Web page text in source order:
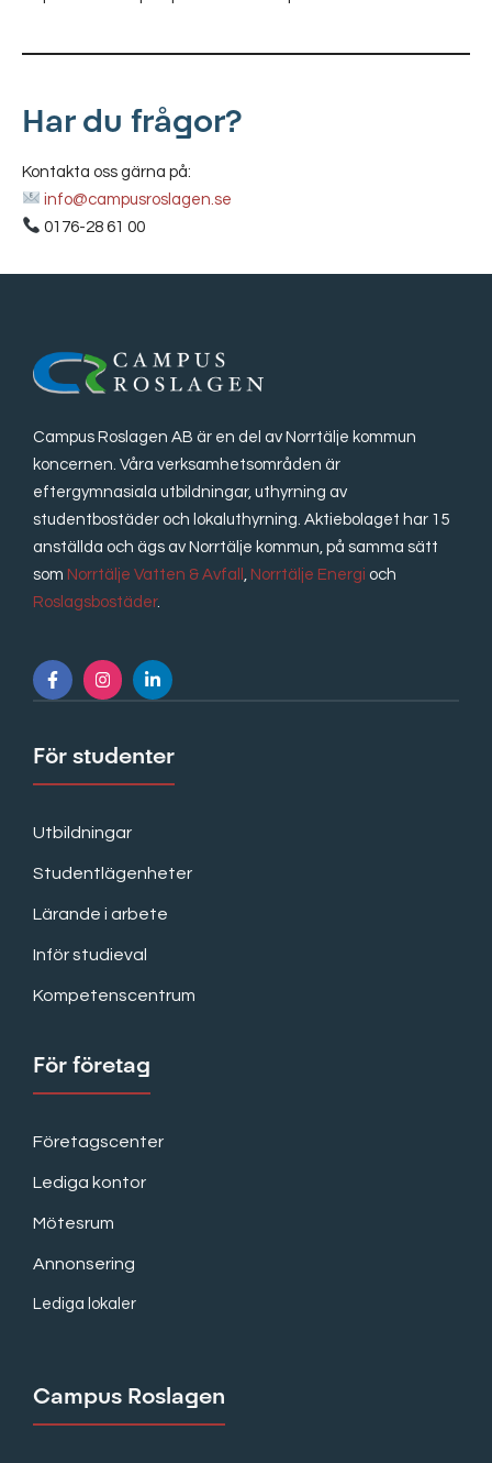
Har du frågor?
Kontakta oss gärna på:
info@campusroslagen.se
0176-28 61 00
Campus Roslagen AB är en del av Norrtälje kommun
koncernen. Våra verksamhetsområden är
eftergymnasiala utbildningar, uthyrning av
studentbostäder och lokaluthyrning. Aktiebolaget har 15
anställda och ägs av Norrtälje kommun, på samma sätt
som Norrtälje Vatten & Avfall , Norrtälje Energi och
Roslagsbostäder.
För studenter
Utbildningar
Studentlägenheter
Lärande i arbete
Inför studieval
Kompetenscentrum
För företag
Företagscenter
Lediga kontor
Mötesrum
Annonsering
Lediga lokaler
Campus Roslagen